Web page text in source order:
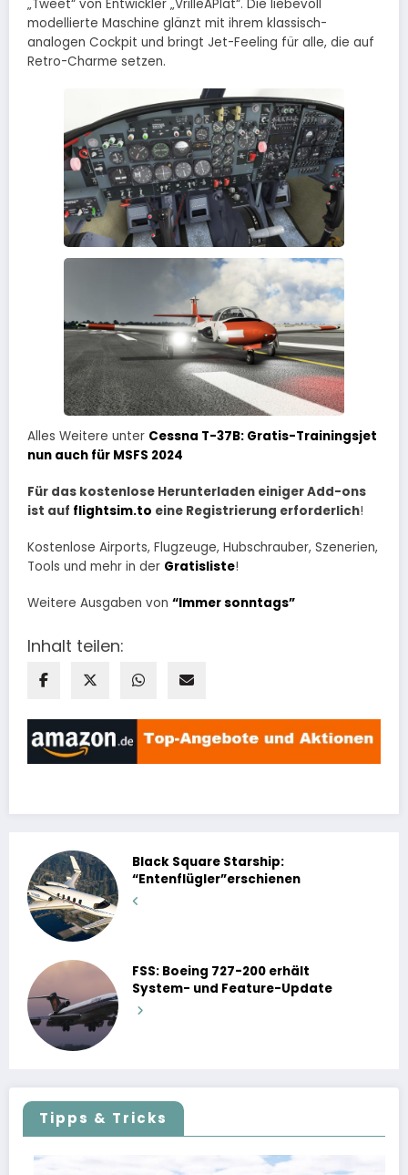
„Tweet“ von Entwickler „VrilleAPlat“. Die liebevoll
modellierte Maschine glänzt mit ihrem klassisch-
analogen Cockpit und bringt Jet-Feeling für alle, die auf
Retro-Charme setzen.
Alles Weitere unter Cessna T-37B: Gratis-Trainingsjet
nun auch für MSFS 2024
Für das kostenlose Herunterladen einiger Add-ons
ist auf flightsim.to eine Registrierung erforderlich!
Kostenlose Airports, Flugzeuge, Hubschrauber, Szenerien,
Tools und mehr in der Gratisliste!
Weitere Ausgaben von “Immer sonntags”
Inhalt teilen:
Black Square Starship:
“Entenflügler”erschienen
FSS: Boeing 727-200 erhält
System- und Feature-Update
Tipps & Tricks